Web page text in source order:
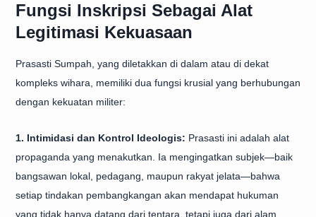
Fungsi Inskripsi Sebagai Alat
Legitimasi Kekuasaan
Prasasti Sumpah, yang diletakkan di dalam atau di dekat
kompleks wihara, memiliki dua fungsi krusial yang berhubungan
dengan kekuatan militer:
1. Intimidasi dan Kontrol Ideologis: Prasasti ini adalah alat
propaganda yang menakutkan. Ia mengingatkan subjek—baik
bangsawan lokal, pedagang, maupun rakyat jelata—bahwa
setiap tindakan pembangkangan akan mendapat hukuman
yang tidak hanya datang dari tentara, tetapi juga dari alam